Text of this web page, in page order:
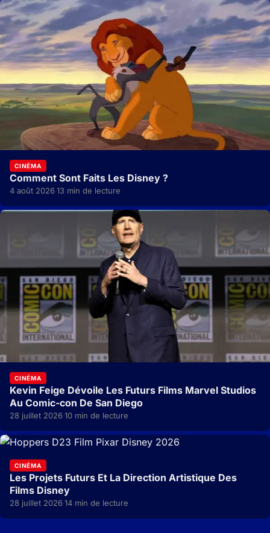
CINÉMA
Comment Sont Faits Les Disney ?
4 août 2026·13 min de lecture
CINÉMA
Kevin Feige Dévoile Les Futurs Films Marvel Studios
Au Comic-con De San Diego
28 juillet 2026·10 min de lecture
CINÉMA
Les Projets Futurs Et La Direction Artistique Des
Films Disney
28 juillet 2026·14 min de lecture